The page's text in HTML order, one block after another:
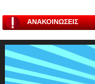
ΑΝΑΚΟΙΝΩΣΕΙΣ